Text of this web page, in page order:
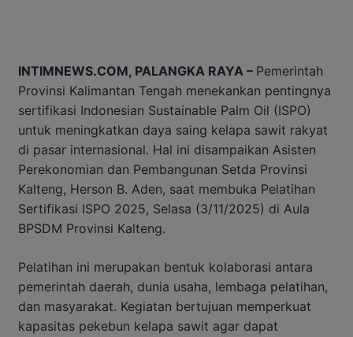
INTIMNEWS.COM, PALANGKA RAYA – Pemerintah
Provinsi Kalimantan Tengah menekankan pentingnya
sertifikasi Indonesian Sustainable Palm Oil (ISPO)
untuk meningkatkan daya saing kelapa sawit rakyat
di pasar internasional. Hal ini disampaikan Asisten
Perekonomian dan Pembangunan Setda Provinsi
Kalteng, Herson B. Aden, saat membuka Pelatihan
Sertifikasi ISPO 2025, Selasa (3/11/2025) di Aula
BPSDM Provinsi Kalteng.
Pelatihan ini merupakan bentuk kolaborasi antara
pemerintah daerah, dunia usaha, lembaga pelatihan,
dan masyarakat. Kegiatan bertujuan memperkuat
kapasitas pekebun kelapa sawit agar dapat